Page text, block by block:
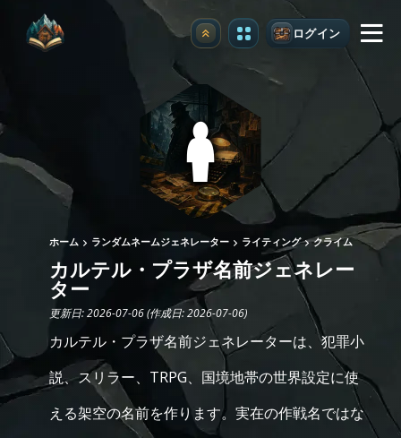
アップグレード ログイン
ホーム ランダムネームジェネレーター ライティング クライム
カルテル・プラザ名前ジェネレー
ター
更新日: 2026-07-06 (作成日: 2026-07-06)
カルテル・プラザ名前ジェネレーターは、犯罪小
説、スリラー、TRPG、国境地帯の世界設定に使
える架空の名前を作ります。実在の作戦名ではな